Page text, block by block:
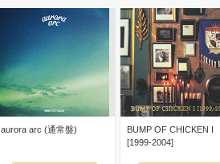
aurora arc (通常盤)
BUMP OF CHICKEN I
[1999-2004]